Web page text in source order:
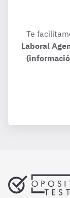
Te
Laboral